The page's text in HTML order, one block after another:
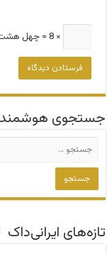
× 8 = چهل هشت
جستجوی هوشمند
تازه‌های ایرانی‌داک